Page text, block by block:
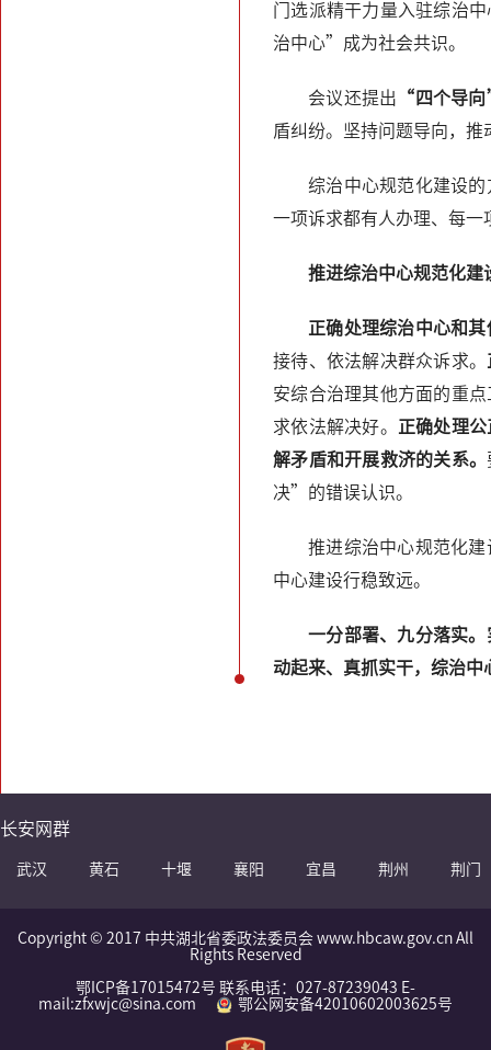
门选派精干力量入驻综治
治中心”成为社会共识。
会议还提出 “四个导
盾纠纷。坚持问题导向，
综治中心规范化建设
一项诉求都有人办理、每一
推进综治中心规范化
正确处理综治中心和
接待、依法解决群众诉求。
安综合治理其他方面的重点
求依法解决好。 正确处理
解矛盾和开展救济的关系。
决”的错误认识。
推进综治中心规范化
中心建设行稳致远。
一分部署、九分落实
动起来、真抓实干，综治
长安网群
武汉 黄石 十堰 襄阳 宜昌 荆州 荆门
Copyright © 2017 中共湖北省委政法委员会 www.hbcaw.gov.cn All
Rights Reserved
鄂ICP备17015472号 联系电话：027-87239043 E-
mail:zfxwjc@sina.com
鄂公网安备42010602003625号